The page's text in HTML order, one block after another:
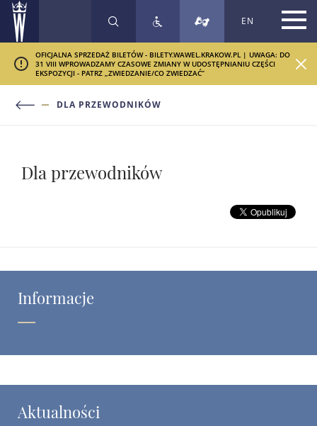
SZUKAJ EN
OFICJALNA SPRZEDAŻ BILETÓW - BILETY.WAWEL.KRAKOW.PL | UWAGA: DO
31 VIII WPROWADZAMY CZASOWE ZMIANY W UDOSTĘPNIANIU CZĘŚCI
EKSPOZYCJI - PATRZ „ZWIEDZANIE/CO ZWIEDZAĆ”
DLA PRZEWODNIKÓW
Dla przewodników
Informacje
Aktualności